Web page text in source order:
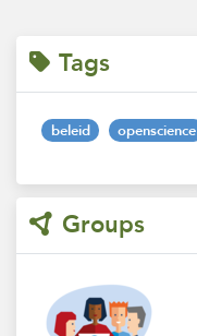
Tags
beleid openscience
Groups